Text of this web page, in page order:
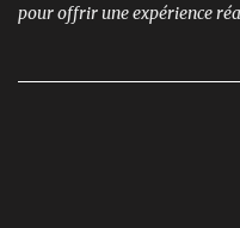
pour offrir une expérience